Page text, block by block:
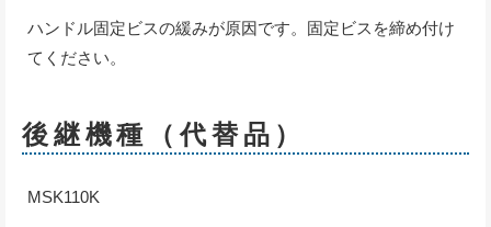
ハンドル固定ビスの緩みが原因です。固定ビスを締め付け
てください。
後継機種（代替品）
MSK110K